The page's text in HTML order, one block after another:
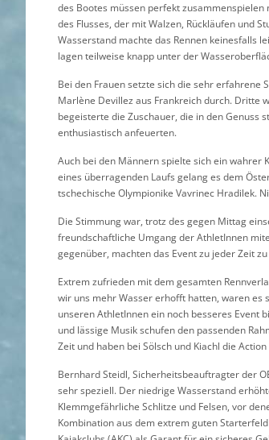
des Bootes müssen perfekt
des Flusses, der mit Walzen, Rückläufen und
Wasserstand machte das Rennen keinesfalls
lagen teilweise knapp unter der
Bei den Frauen setzte sich die sehr
Marlène Devillez aus Frankreich durch. Dritte
begeisterte die Zuschauer, die in den Genuss
enthusiastisch anfeuerten.
Auch bei den Männern spielte sich ein wahrer
eines überragenden Laufs gelang es dem
tschechische Olympionike Vavrinec Hradilek.
Die Stimmung war, trotz des gegen Mittag
freundschaftliche Umgang der AthletInnen
gegenüber, machten das Event zu jeder Zeit
Extrem zufrieden mit dem gesamten
wir uns mehr Wasser erhofft hatten, waren es
unseren AthletInnen ein noch besseres
und lässige Musik schufen den passenden
Zeit und haben bei Sölsch und Kiachl die
Bernhard Steidl, Sicherheitsbeauftragter der
sehr speziell. Der niedrige Wasserstand
Klemmgefährliche Schlitze und Felsen, vor
Kombination aus dem extrem guten